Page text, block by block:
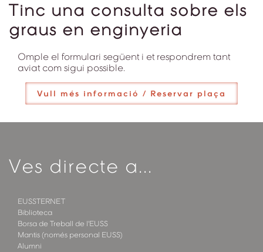
Tinc una consulta sobre els
graus en enginyeria
Omple el formulari següent i et respondrem tant
aviat com sigui possible.
Vull més informació / Reservar plaça
Ves directe a...
EUSSTERNET
Biblioteca
Borsa de Treball de l'EUSS
Mantis (només personal EUSS)
Alumni